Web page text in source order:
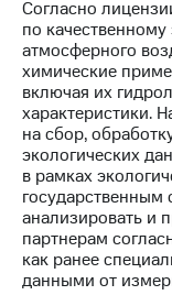
секретарь
ПАО
"МТС"
Собрания
Личный
кабинет
Согласно
по
атмосферного
химические
включая их
характеристики.
на сбор,
экологических
в рамках
анализировать и
партнерам
как ранее
данными от